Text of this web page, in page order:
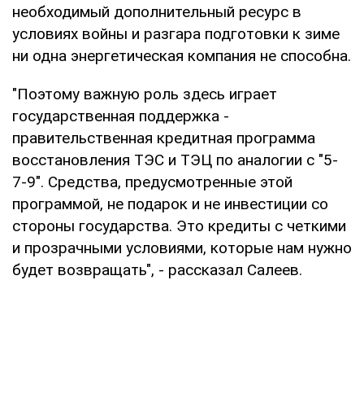
необходимый дополнительный ресурс в
условиях войны и разгара подготовки к зиме
ни одна энергетическая компания не способна.
"Поэтому важную роль здесь играет
государственная поддержка -
правительственная кредитная программа
восстановления ТЭС и ТЭЦ по аналогии с "5-
7-9". Средства, предусмотренные этой
программой, не подарок и не инвестиции со
стороны государства. Это кредиты с четкими
и прозрачными условиями, которые нам нужно
будет возвращать", - рассказал Салеев.